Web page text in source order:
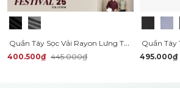
Quần Tây Sọc Vải Rayon Lưng Thun Form Regular QT072
400.500₫ 445.000₫ 495.000₫